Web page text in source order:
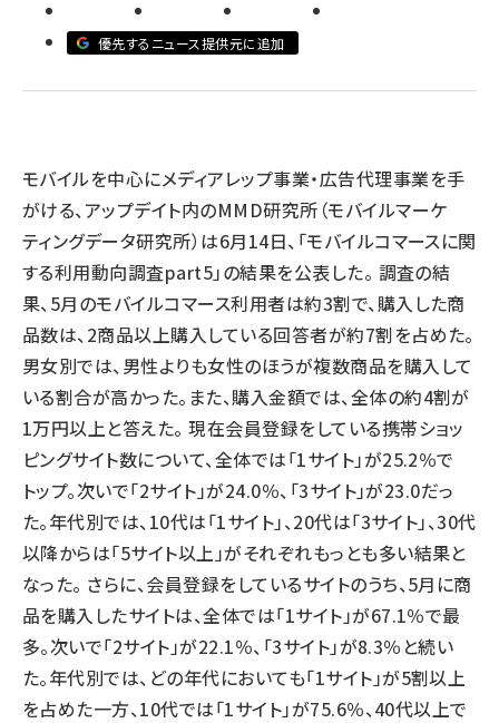
セミナー (2296)
優先するニュース提供元に追加
モバイルを中心にメディアレップ事業・広告代理事業を手
がける、アップデイト内のMMD研究所（モバイルマーケ
ティングデータ研究所）は6月14日、「モバイルコマースに関
する利用動向調査part5」の結果を公表した。 調査の結
果、5月のモバイルコマース利用者は約3割で、購入した商
品数は、2商品以上購入している回答者が約7割を占めた。
男女別では、男性よりも女性のほうが複数商品を購入して
いる割合が高かった。また、購入金額では、全体の約4割が
1万円以上と答えた。 現在会員登録をしている携帯ショッ
ピングサイト数について、全体では「1サイト」が25.2％で
トップ。次いで「2サイト」が24.0％、「3サイト」が23.0だっ
た。年代別では、10代は「1サイト」、20代は「3サイト」、30代
以降からは「5サイト以上」がそれぞれもっとも多い結果と
なった。 さらに、会員登録をしているサイトのうち、5月に商
品を購入したサイトは、全体では「1サイト」が67.1％で最
多。次いで「2サイト」が22.1％、「3サイト」が8.3％と続い
た。年代別では、どの年代においても「1サイト」が5割以上
を占めた一方、10代では「1サイト」が75.6％、40代以上で